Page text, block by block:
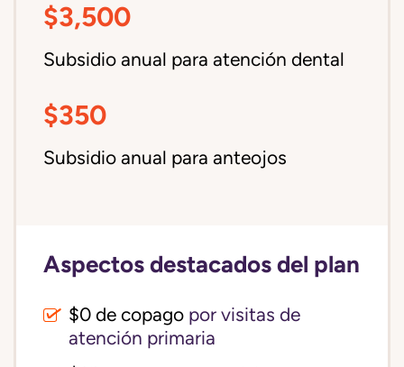
$3,500
Subsidio anual para atención dental
$350
Subsidio anual para anteojos
Aspectos destacados del plan
$0 de copago por visitas de
atención primaria